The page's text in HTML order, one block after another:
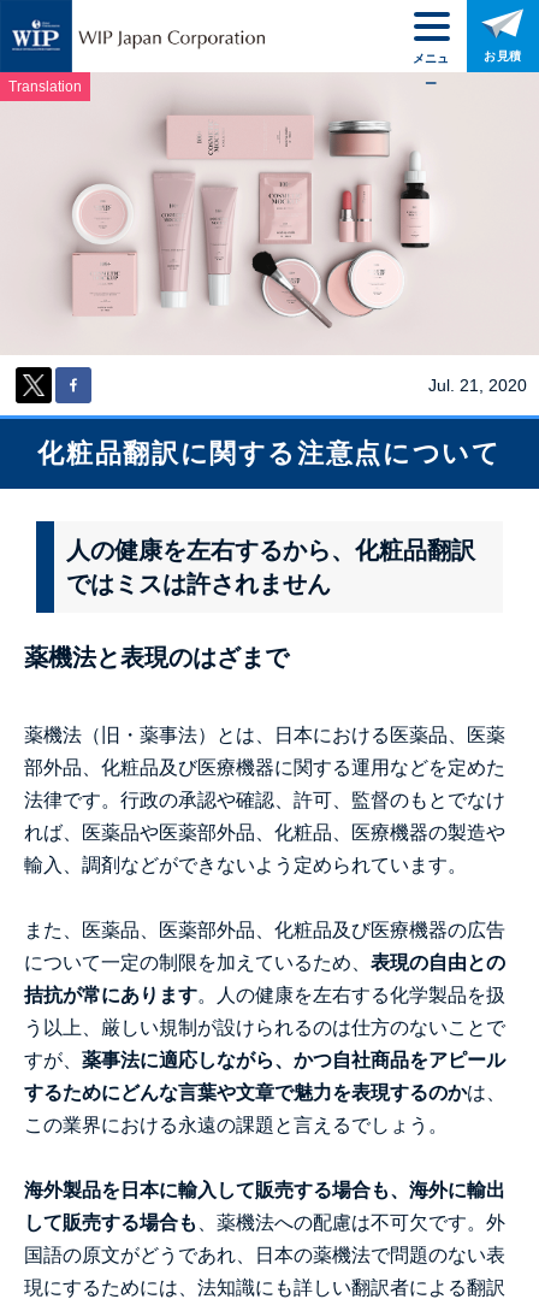
Translation
Jul. 21, 2020
化粧品翻訳に関する注意点について
人の健康を左右するから、化粧品翻訳
ではミスは許されません
薬機法と表現のはざまで
薬機法（旧・薬事法）とは、日本における医薬品、医薬
部外品、化粧品及び医療機器に関する運用などを定めた
法律です。行政の承認や確認、許可、監督のもとでなけ
れば、医薬品や医薬部外品、化粧品、医療機器の製造や
輸入、調剤などができないよう定められています。
また、医薬品、医薬部外品、化粧品及び医療機器の広告
について一定の制限を加えているため、 表現の自由との
拮抗が常にあります。人の健康を左右する化学製品を扱
う以上、厳しい規制が設けられるのは仕方のないことで
すが、 薬事法に適応しながら、かつ自社商品をアピール
するためにどんな言葉や文章で魅力を表現するのかは、
この業界における永遠の課題と言えるでしょう。
海外製品を日本に輸入して販売する場合も、海外に輸出
して販売する場合も
、薬機法への配慮は不可欠です。外
国語の原文がどうであれ、日本の薬機法で問題のない表
現にするためには、法知識にも詳しい翻訳者による翻訳
メニュ
ー
お見積